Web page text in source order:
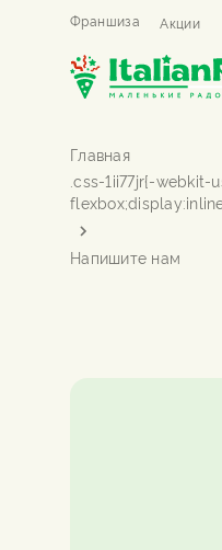
Франшиза Акции
Главная
Напишите нам